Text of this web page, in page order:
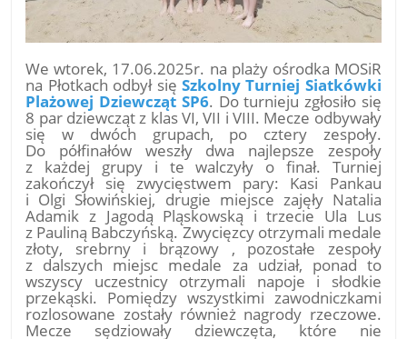
We wtorek, 17.06.2025r. na plaży ośrodka MOSiR
na Płotkach odbył się Szkolny Turniej Siatkówki
Plażowej Dziewcząt SP6. Do turnieju zgłosiło się
8 par dziewcząt z klas VI, VII i VIII. Mecze odbywały
się w dwóch grupach, po cztery zespoły.
Do półfinałów weszły dwa najlepsze zespoły
z każdej grupy i te walczyły o finał. Turniej
zakończył się zwycięstwem pary: Kasi Pankau
i Olgi Słowińskiej, drugie miejsce zajęły Natalia
Adamik z Jagodą Pląskowską i trzecie Ula Lus
z Pauliną Babczyńską. Zwycięzcy otrzymali medale
złoty, srebrny i brązowy , pozostałe zespoły
z dalszych miejsc medale za udział, ponad to
wszyscy uczestnicy otrzymali napoje i słodkie
przekąski. Pomiędzy wszystkimi zawodniczkami
rozlosowane zostały również nagrody rzeczowe.
Mecze sędziowały dziewczęta, które nie